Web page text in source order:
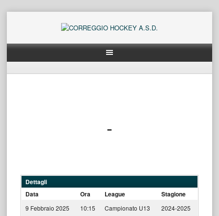
-
Dettagli
Data
Ora League Stagione
9 Febbraio 2025 10:15 Campionato U13 2024-2025